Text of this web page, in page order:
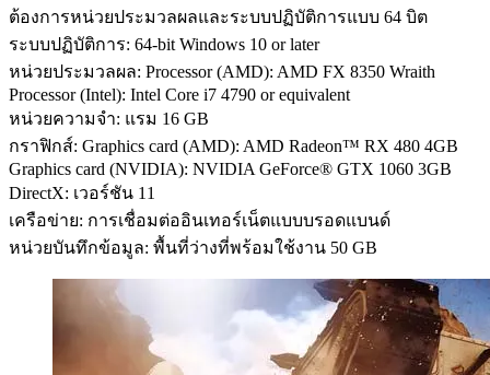
ต้องการหน่วยประมวลผลและระบบปฏิบัติการแบบ 64 บิต
ระบบปฏิบัติการ: 64-bit Windows 10 or later
หน่วยประมวลผล: Processor (AMD): AMD FX 8350 Wraith
Processor (Intel): Intel Core i7 4790 or equivalent
หน่วยความจำ: แรม 16 GB
กราฟิกส์: Graphics card (AMD): AMD Radeon™ RX 480 4GB
Graphics card (NVIDIA): NVIDIA GeForce® GTX 1060 3GB
DirectX: เวอร์ชัน 11
เครือข่าย: การเชื่อมต่ออินเทอร์เน็ตแบบบรอดแบนด์
หน่วยบันทึกข้อมูล: พื้นที่ว่างที่พร้อมใช้งาน 50 GB